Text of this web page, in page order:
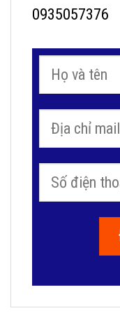
0935057376